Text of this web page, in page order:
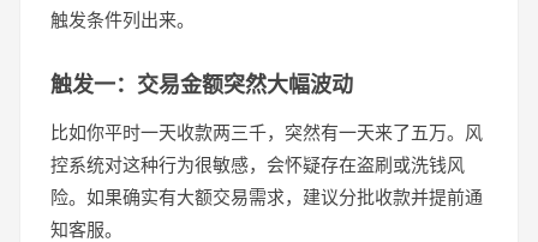
触发条件列出来。
触发一：交易金额突然大幅波动
比如你平时一天收款两三千，突然有一天来了五万。风
控系统对这种行为很敏感，会怀疑存在盗刷或洗钱风
险。如果确实有大额交易需求，建议分批收款并提前通
知客服。